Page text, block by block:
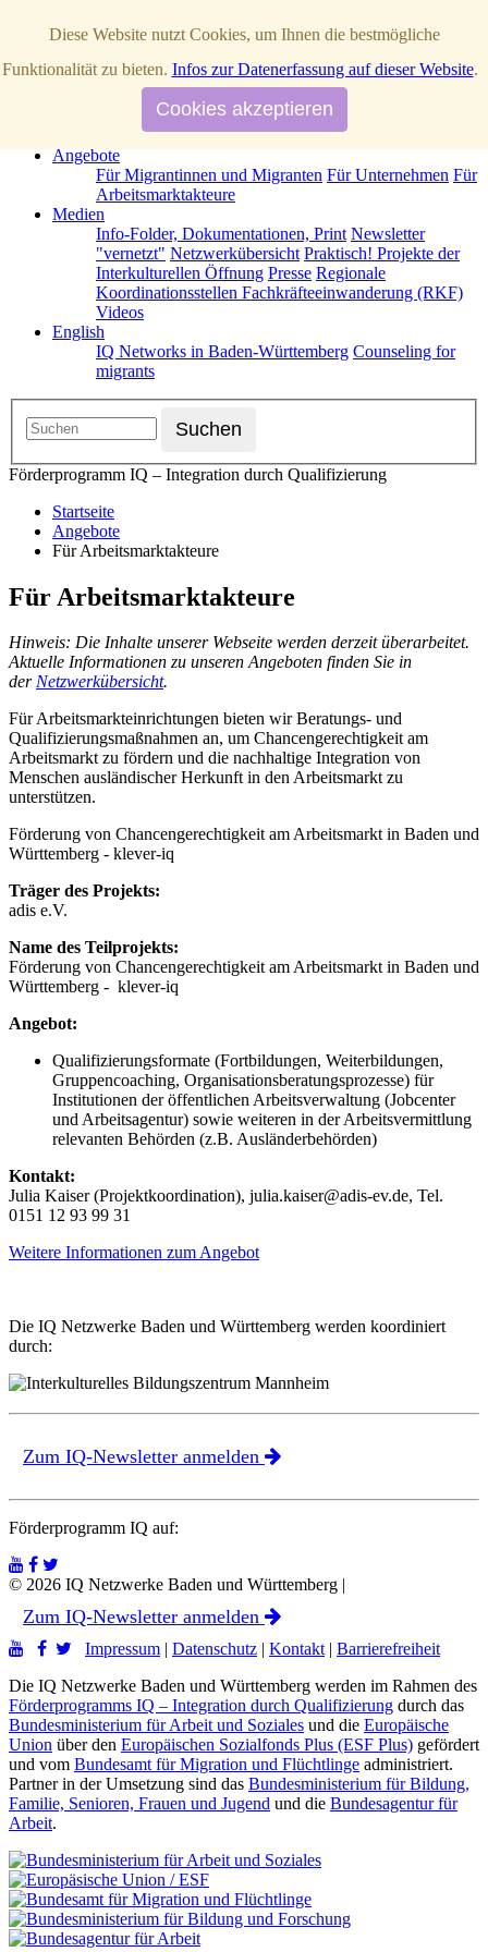
Über Uns
News / Aktuelles
IQ Netzwerke in Baden-Württemberg
Operative Partner Strategische Partner
Förderprogramm IQ Kontakt
Angebote
Für Migrantinnen und Migranten Für Unternehmen Für
Arbeitsmarktakteure
Medien
Info-Folder, Dokumentationen, Print Newsletter
"vernetzt" Netzwerkübersicht Praktisch! Projekte der
Interkulturellen Öffnung Presse Regionale
Koordinationsstellen Fachkräfteeinwanderung (RKF)
Videos
English
IQ Networks in Baden-Württemberg Counseling for
migrants
Förderprogramm IQ – Integration durch Qualifizierung
Startseite
Angebote
Für Arbeitsmarktakteure
Für Arbeitsmarktakteure
Hinweis: Die Inhalte unserer Webseite werden derzeit überarbeitet.
Aktuelle Informationen zu unseren Angeboten finden Sie in
derNetzwerkübersicht.
Für Arbeitsmarkteinrichtungen bieten wir Beratungs- und
Qualifizierungsmaßnahmen an, um Chancengerechtigkeit am
Arbeitsmarkt zu fördern und die nachhaltige Integration von
Menschen ausländischer Herkunft in den Arbeitsmarkt zu
unterstützen.
Förderung von Chancengerechtigkeit am Arbeitsmarkt in Baden und
Württemberg - klever-iq
Träger des Projekts:
adis e.V.
Name des Teilprojekts:
Förderung von Chancengerechtigkeit am Arbeitsmarkt in Baden und
Württemberg - klever-iq
Angebot:
Qualifizierungsformate (Fortbildungen, Weiterbildungen,
Gruppencoaching, Organisationsberatungsprozesse) für
Institutionen der öffentlichen Arbeitsverwaltung (Jobcenter
und Arbeitsagentur) sowie weiteren in der Arbeitsvermittlung
relevanten Behörden (z.B. Ausländerbehörden)
Kontakt:
Julia Kaiser (Projektkoordination), julia.kaiser@adis-ev.de, Tel.
0151 12 93 99 31
Weitere Informationen zum Angebot
Die IQ Netzwerke Baden und Württemberg werden koordiniert
durch:
Zum IQ-Newsletter anmelden
Förderprogramm IQ auf:
© 2026 IQ Netzwerke Baden und Württemberg |
Zum IQ-Newsletter anmelden
Impressum | Datenschutz | Kontakt| Barrierefreiheit
Die IQ Netzwerke Baden und Württemberg werden im Rahmen des
Förderprogramms IQ – Integration durch Qualifizierung durch das
Bundesministerium für Arbeit und Soziales und die Europäische
Union über den Europäischen Sozialfonds Plus (ESF Plus) gefördert
und vom Bundesamt für Migration und Flüchtlinge administriert.
Partner in der Umsetzung sind das Bundesministerium für Bildung,
Familie, Senioren, Frauen und Jugend und die Bundesagentur für
Arbeit.
Diese Website nutzt Cookies, um Ihnen die bestmögliche
Funktionalität zu bieten. Infos zur Datenerfassung auf dieser Website.
Cookies akzeptieren